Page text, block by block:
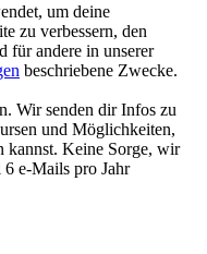
um deine
zu verbessern, den
für andere in unserer
beschriebene Zwecke.
Wir senden dir Infos zu
und Möglichkeiten,
kannst. Keine Sorge, wir
e-Mails pro Jahr